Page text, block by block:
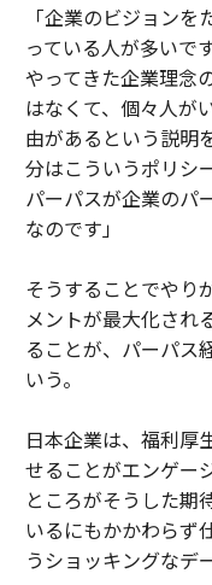
「企業のビジョン
っている人が多いで
やってきた企業理念
はなくて、個々人が
由があるという説明
分はこういうポリシ
パーパスが企業のパ
なのです」
そうすることでやり
メントが最大化され
ることが、パーパス
いう。
日本企業は、福利厚
せることがエンゲー
ところがそうした期
いるにもかかわらず
うショッキングなデ